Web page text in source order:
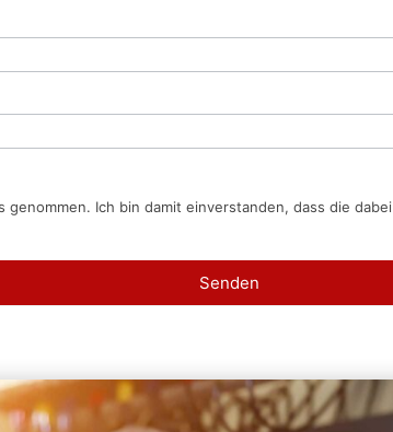
genommen. Ich bin damit einverstanden, dass die
Senden